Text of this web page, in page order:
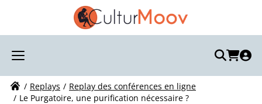
Recherchez votre visite :
Votre recherche
Replays
Replay des conférences en ligne
Le Purgatoire, une purification nécessaire ?